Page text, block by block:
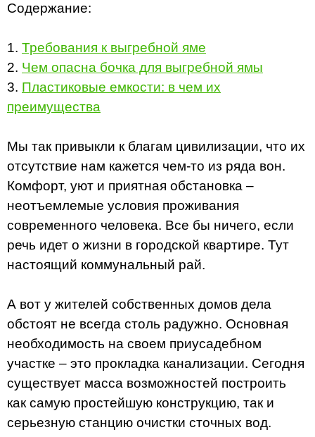
Содержание:
1. Требования к выгребной яме
2. Чем опасна бочка для выгребной ямы
3. Пластиковые емкости: в чем их
преимущества
Мы так привыкли к благам цивилизации, что их
отсутствие нам кажется чем-то из ряда вон.
Комфорт, уют и приятная обстановка –
неотъемлемые условия проживания
современного человека. Все бы ничего, если
речь идет о жизни в городской квартире. Тут
настоящий коммунальный рай.
А вот у жителей собственных домов дела
обстоят не всегда столь радужно. Основная
необходимость на своем приусадебном
участке – это прокладка канализации. Сегодня
существует масса возможностей построить
как самую простейшую конструкцию, так и
серьезную станцию очистки сточных вод.